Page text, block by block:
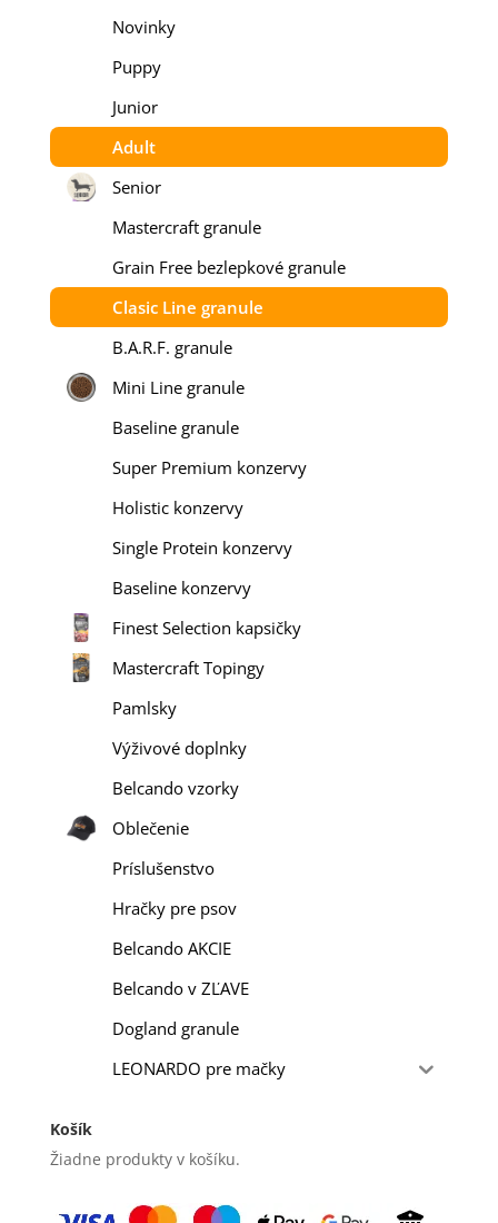
Novinky
Puppy
Junior
Adult
Senior
Mastercraft granule
Grain Free bezlepkové granule
Clasic Line granule
B.A.R.F. granule
Mini Line granule
Baseline granule
Super Premium konzervy
Holistic konzervy
Single Protein konzervy
Baseline konzervy
Finest Selection kapsičky
Mastercraft Topingy
Pamlsky
Výživové doplnky
Belcando vzorky
Oblečenie
Príslušenstvo
Hračky pre psov
Belcando AKCIE
Belcando v ZĽAVE
Dogland granule
LEONARDO pre mačky
Košík
Žiadne produkty v košíku.